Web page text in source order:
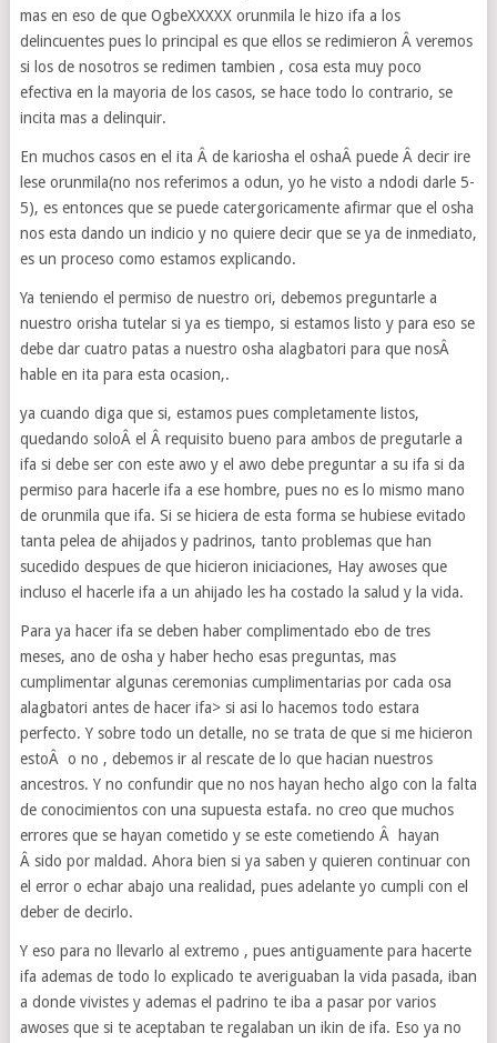
mas en eso de que OgbeXXXXX orunmila le hizo ifa a los
delincuentes pues lo principal es que ellos se redimieron Â veremos
si los de nosotros se redimen tambien , cosa esta muy poco
efectiva en la mayoria de los casos, se hace todo lo contrario, se
incita mas a delinquir.
En muchos casos en el ita Â de kariosha el oshaÂ puede Â decir ire
lese orunmila(no nos referimos a odun, yo he visto a ndodi darle 5-
5), es entonces que se puede catergoricamente afirmar que el osha
nos esta dando un indicio y no quiere decir que se ya de inmediato,
es un proceso como estamos explicando.
Ya teniendo el permiso de nuestro ori, debemos preguntarle a
nuestro orisha tutelar si ya es tiempo, si estamos listo y para eso se
debe dar cuatro patas a nuestro osha alagbatori para que nosÂ
hable en ita para esta ocasion,.
ya cuando diga que si, estamos pues completamente listos,
quedando soloÂ el Â requisito bueno para ambos de pregutarle a
ifa si debe ser con este awo y el awo debe preguntar a su ifa si da
permiso para hacerle ifa a ese hombre, pues no es lo mismo mano
de orunmila que ifa. Si se hiciera de esta forma se hubiese evitado
tanta pelea de ahijados y padrinos, tanto problemas que han
sucedido despues de que hicieron iniciaciones, Hay awoses que
incluso el hacerle ifa a un ahijado les ha costado la salud y la vida.
Para ya hacer ifa se deben haber complimentado ebo de tres
meses, ano de osha y haber hecho esas preguntas, mas
cumplimentar algunas ceremonias cumplimentarias por cada osa
alagbatori antes de hacer ifa> si asi lo hacemos todo estara
perfecto. Y sobre todo un detalle, no se trata de que si me hicieron
estoÂ o no , debemos ir al rescate de lo que hacian nuestros
ancestros. Y no confundir que no nos hayan hecho algo con la falta
de conocimientos con una supuesta estafa. no creo que muchos
errores que se hayan cometido y se este cometiendo Â hayan
Â sido por maldad. Ahora bien si ya saben y quieren continuar con
el error o echar abajo una realidad, pues adelante yo cumpli con el
deber de decirlo.
Y eso para no llevarlo al extremo , pues antiguamente para hacerte
ifa ademas de todo lo explicado te averiguaban la vida pasada, iban
a donde vivistes y ademas el padrino te iba a pasar por varios
awoses que si te aceptaban te regalaban un ikin de ifa. Eso ya no